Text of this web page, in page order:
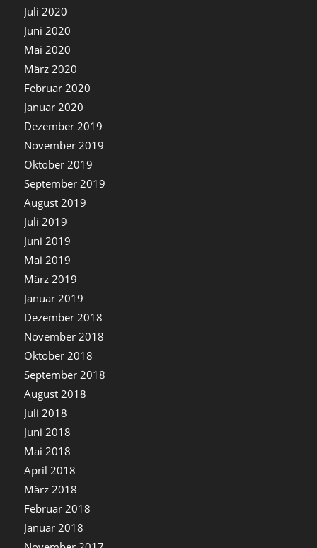
Juli 2020
Juni 2020
Mai 2020
März 2020
Februar 2020
Januar 2020
Dezember 2019
November 2019
Oktober 2019
September 2019
August 2019
Juli 2019
Juni 2019
Mai 2019
März 2019
Januar 2019
Dezember 2018
November 2018
Oktober 2018
September 2018
August 2018
Juli 2018
Juni 2018
Mai 2018
April 2018
März 2018
Februar 2018
Januar 2018